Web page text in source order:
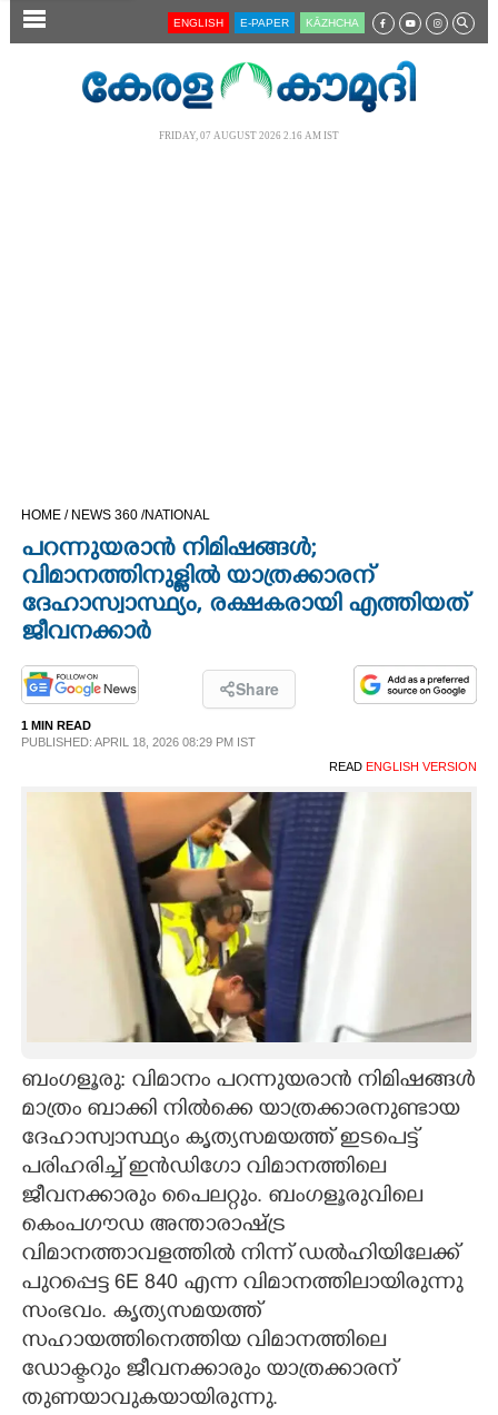
SECTIONS
CINEMA
OPINION
ZOOM
CONTACT US
ENGLISH E-PAPER KĀZHCHA
FRIDAY, 07 AUGUST 2026 2.16 AM IST
HOME / NEWS 360 /NATIONAL
പറന്നുയരാൻ നിമിഷങ്ങൾ;
വിമാനത്തിനുള്ളിൽ യാത്രക്കാരന്
ദേഹാസ്വാസ്ഥ്യം, രക്ഷകരായി എത്തിയത്
ജീവനക്കാർ
Share
1 MIN READ
PUBLISHED: APRIL 18, 2026 08:29 PM IST
READ ENGLISH VERSION
ബംഗളൂരു: വിമാനം പറന്നുയരാൻ നിമിഷങ്ങൾ
മാത്രം ബാക്കി നിൽക്കെ യാത്രക്കാരനുണ്ടായ
ദേഹാസ്വാസ്ഥ്യം കൃത്യസമയത്ത് ഇടപെട്ട്
പരിഹരിച്ച് ഇൻഡിഗോ വിമാനത്തിലെ
ജീവനക്കാരും പൈലറ്റും. ബംഗളൂരുവിലെ
കെംപഗൗഡ അന്താരാഷ്ട്ര
വിമാനത്താവളത്തിൽ നിന്ന് ഡൽഹിയിലേക്ക്
പുറപ്പെട്ട 6E 840 എന്ന വിമാനത്തിലായിരുന്നു
സംഭവം. കൃത്യസമയത്ത്
സഹായത്തിനെത്തിയ വിമാനത്തിലെ
ഡോക്ടറും ജീവനക്കാരും യാത്രക്കാരന്
തുണയാവുകയായിരുന്നു.